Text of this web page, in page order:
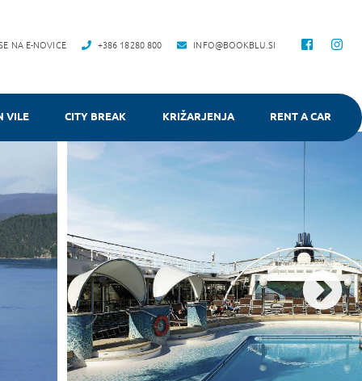
NA E-NOVICE +386 18280 800 INFO@BOOKBLU.SI
VILE CITY BREAK KRIŽARJENJA RENT A CAR